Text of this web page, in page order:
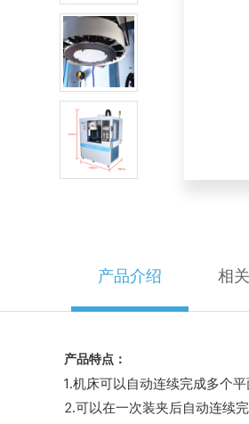
产品介绍 相
产品特点：
1.机床可以自动连续完成多个
2.可以在一次装夹后自动连续